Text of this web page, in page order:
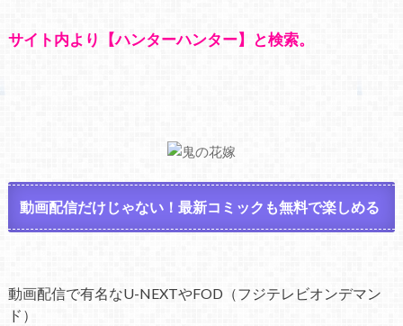
サイト内より【ハンターハンター】と検索。
動画配信だけじゃない！最新コミックも無料で楽しめる
動画配信で有名なU-NEXTやFOD（フジテレビオンデマン
ド）